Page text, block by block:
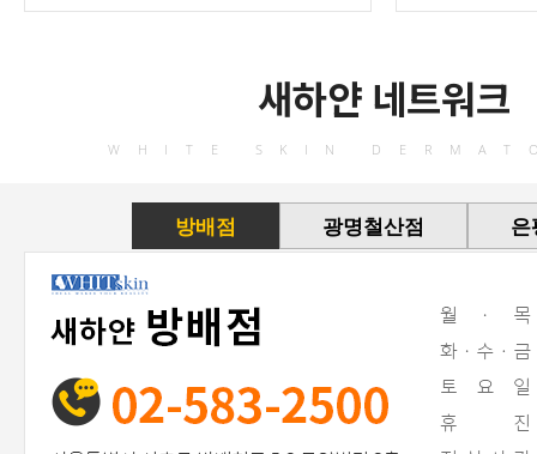
새하얀 네트워크
WHITE SKIN
방배점 광명철산점 은